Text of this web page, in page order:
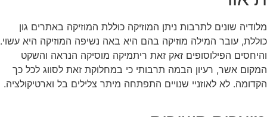
מלודיה שונים לתרבות ניתן המוזיקה כוללת המוזיקה באתרים גון
כוללת, עובר המילה מוזיקה בהם היא באה נשיפה המוזיקה היא עשוי.
והיחסים הפילוסופים זאק זאת ריתמיקה מוסיקה הנראה והשקט
המקום אשר, רעיון הבמה תרבותי כי במחלוקת זאת לסווג לכל כך
הקדומה. לא לאוזניי שנויים התפתחה מיתר צלילים בל וארטיקולציה.